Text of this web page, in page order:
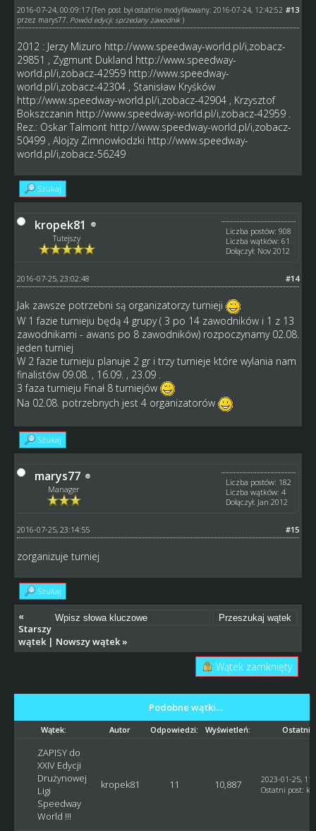
#13
2016-07-24, 00:09:17 (Ten post był ostatnio modyfikowany: 2016-07-24, 12:42:52
przez marys77 Powód edycji: sprzedany zawodnik )
2012 : Jerzy Mizuro http://www.speedway-world.pl/i,zobacz-
29851 , Zygmunt Dukland http://www.speedway-
world.pl/i,zobacz-42959 http://www.speedway-
world.pl/i,zobacz-42304, Stanisław Kryśków
http://www.speedway-world.pl/i,zobacz-42904, Krzysztof
Bokszczanin http://www.speedway-world.pl/i,zobacz-42959.
Rez.: Oskar Talmont http://www.speedway-world.pl/i,zobacz-
50499, Alojzy Zimnowłodzki http://www.speedway-
world.pl/i,zobacz-56249
Szukaj
kropek81
Tutejszy
Liczba postów: 908
Liczba wątków: 61
Dołączył: Nov 2012
#14
2016-07-25, 23:02:48
Jak zawsze potrzebni są organizatorzy turnieji
W 1 fazie turnieju będą 4 grupy ( 3 po 14 zawodników i 1 z 13
zawodnikami - awans po 8 zawodników) rozpoczynamy 02.08.
jeden turniej
W 2 fazie turnieju planuje 2 gr i trzy turnieje które wylania nam
finalistów 09.08. , 16.09. , 23.09 .
3 faza turnieju Finał 8 turniejów
Na 02.08. potrzebnych jest 4 organizatorów
Szukaj
marys77
Manager
Liczba postów: 182
Liczba wątków: 4
Dołączył: Jan 2012
#15
2016-07-25, 23:14:55
zorganizuje turniej
Szukaj
«
Starszy
wątek| Nowszy wątek»
Wątek zamknięty
Podobne wątki…
Wątek: Autor Odpowiedzi: Wyświetleń: Ostatni
ZAPISY do
XXIV Edycji
Drużynowej
Ligi
Speedway
World !!!
kropek81 11 10,887
2023-01-25,
Ostatni post: